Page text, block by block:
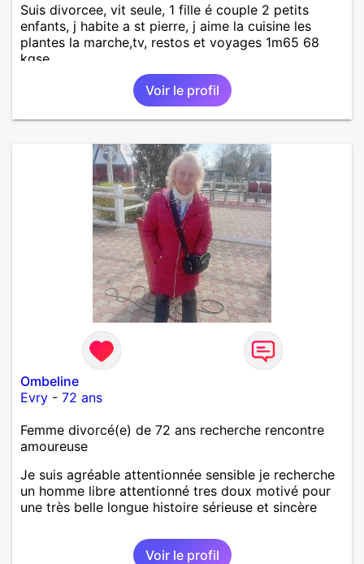
Suis divorcee, vit seule, 1 fille é couple 2 petits
enfants, j habite a st pierre, j aime la cuisine les
plantes la marche,tv, restos et voyages 1m65 68
kgse
Voir le profil
Ombeline
Evry - 72 ans
Femme divorcé(e) de 72 ans recherche rencontre
amoureuse
Je suis agréable attentionnée sensible je recherche
un homme libre attentionné tres doux motivé pour
une très belle longue histoire sérieuse et sincère
Voir le profil